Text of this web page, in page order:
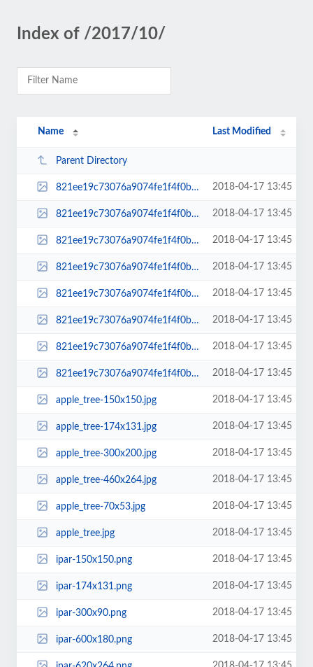
Index of /2017/10/
Name Last Modified
Parent Directory
821ee19c73076a9074fe1f4f0b493d5a_XL-150x150.jpg 2018-04-17 13:45
821ee19c73076a9074fe1f4f0b493d5a_XL-174x131.jpg 2018-04-17 13:45
821ee19c73076a9074fe1f4f0b493d5a_XL-300x200.jpg 2018-04-17 13:45
821ee19c73076a9074fe1f4f0b493d5a_XL-600x399.jpg 2018-04-17 13:45
821ee19c73076a9074fe1f4f0b493d5a_XL-620x264.jpg 2018-04-17 13:45
821ee19c73076a9074fe1f4f0b493d5a_XL-70x53.jpg 2018-04-17 13:45
821ee19c73076a9074fe1f4f0b493d5a_XL-768x511.jpg 2018-04-17 13:45
821ee19c73076a9074fe1f4f0b493d5a_XL.jpg 2018-04-17 13:45
apple_tree-150x150.jpg 2018-04-17 13:45
apple_tree-174x131.jpg 2018-04-17 13:45
apple_tree-300x200.jpg 2018-04-17 13:45
apple_tree-460x264.jpg 2018-04-17 13:45
apple_tree-70x53.jpg 2018-04-17 13:45
apple_tree.jpg 2018-04-17 13:45
ipar-150x150.png 2018-04-17 13:45
ipar-174x131.png 2018-04-17 13:45
ipar-300x90.png 2018-04-17 13:45
ipar-600x180.png 2018-04-17 13:45